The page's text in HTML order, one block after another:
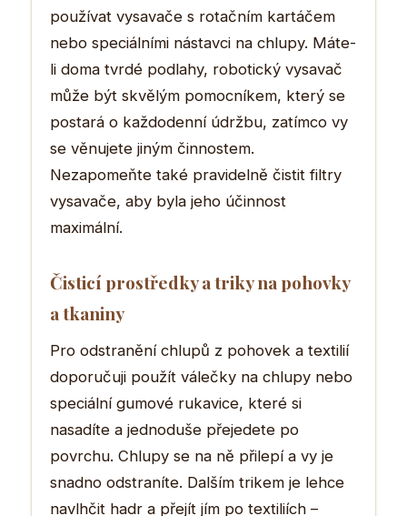
používat vysavače s rotačním kartáčem
nebo speciálními nástavci na chlupy. Máte-
li doma tvrdé podlahy, robotický vysavač
může být skvělým pomocníkem, který se
postará o každodenní údržbu, zatímco vy
se věnujete jiným činnostem.
Nezapomeňte také pravidelně čistit filtry
vysavače, aby byla jeho účinnost
maximální.
Čisticí prostředky a triky na pohovky
a tkaniny
Pro odstranění chlupů z pohovek a textilií
doporučuji použít válečky na chlupy nebo
speciální gumové rukavice, které si
nasadíte a jednoduše přejedete po
povrchu. Chlupy se na ně přilepí a vy je
snadno odstraníte. Dalším trikem je lehce
navlhčit hadr a přejít jím po textiliích –